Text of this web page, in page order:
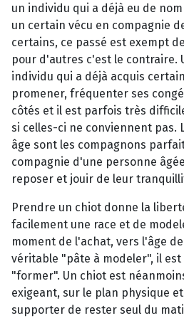
un individu qui a déjà eu de
un certain vécu en compagnie
certains, ce passé est exempt
pour d'autres c'est le contraire.
individu qui a déjà acquis
promener, fréquenter ses
côtés et il est parfois très
si celles-ci ne conviennent pas.
âge sont les compagnons
compagnie d'une personne
reposer et jouir de leur
Prendre un chiot donne la
facilement une race et de
moment de l'achat, vers l'âge
véritable "pâte à modeler", il est
"former". Un chiot est
exigeant, sur le plan physique
supporter de rester seul du